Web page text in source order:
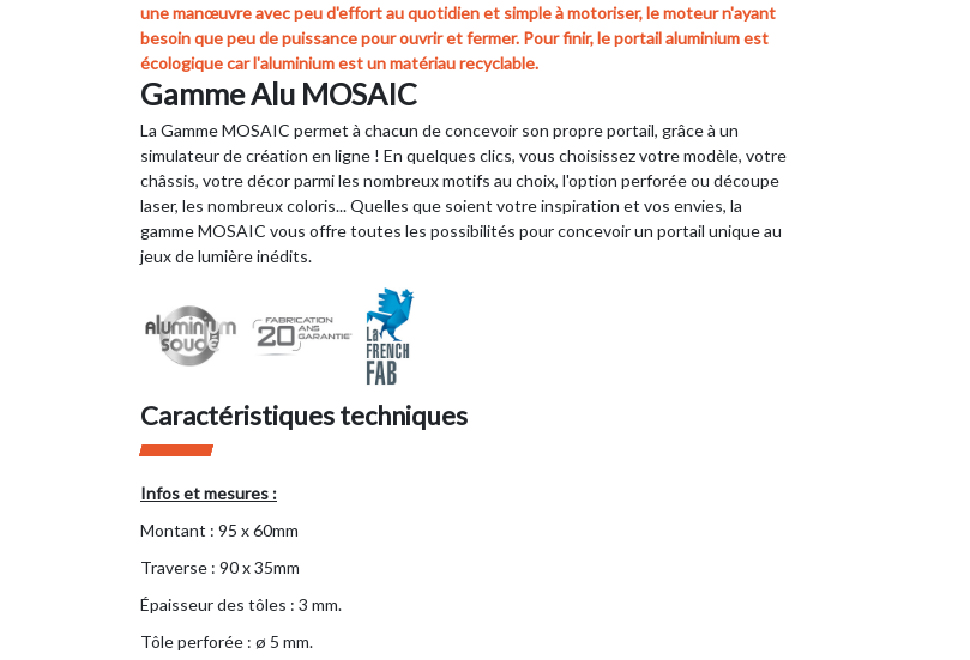
une manœuvre avec peu d'effort au quotidien et simple à motoriser, le moteur n'ayant
besoin que peu de puissance pour ouvrir et fermer. Pour finir, le portail aluminium est
écologique car l'aluminium est un matériau recyclable.
Gamme Alu MOSAIC
La Gamme MOSAIC permet à chacun de concevoir son propre portail, grâce à un
simulateur de création en ligne ! En quelques clics, vous choisissez votre modèle, votre
châssis, votre décor parmi les nombreux motifs au choix, l'option perforée ou découpe
laser, les nombreux coloris... Quelles que soient votre inspiration et vos envies, la
gamme MOSAIC vous offre toutes les possibilités pour concevoir un portail unique au
jeux de lumière inédits.
Caractéristiques techniques
Infos et mesures :
Montant : 95 x 60mm
Traverse : 90 x 35mm
Épaisseur des tôles : 3 mm.
Tôle perforée : ø 5 mm.